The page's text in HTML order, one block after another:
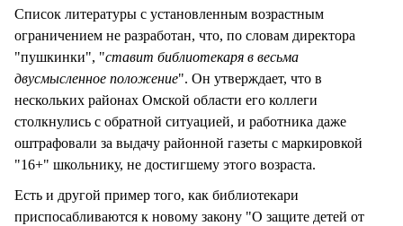
Список литературы с установленным возрастным
ограничением не разработан, что, по словам директора
"пушкинки", "ставит библиотекаря в весьма
двусмысленное положение". Он утверждает, что в
нескольких районах Омской области его коллеги
столкнулись с обратной ситуацией, и работника даже
оштрафовали за выдачу районной газеты с маркировкой
"16+" школьнику, не достигшему этого возраста.
Есть и другой пример того, как библиотекари
приспосабливаются к новому закону "О защите детей от